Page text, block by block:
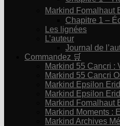
Markind Fomalhaut
Chapitre 1 –
Les lignées
L’auteur
Journal de
Commandez 🛒
Markind 55 Cancri :
Markind 55 Cancri
Markind Epsilon
Markind Epsilon
Markind Fomalhaut
Markind Moments :
Markind Archives